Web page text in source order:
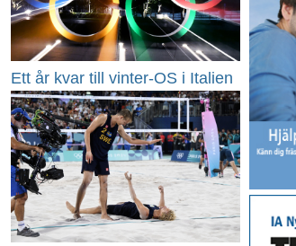
Ett år kvar till vinter-OS i Italien